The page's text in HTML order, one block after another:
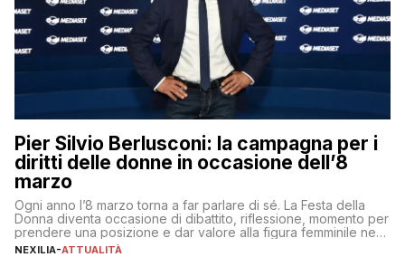
Pier Silvio Berlusconi: la campagna per i
diritti delle donne in occasione dell’8
marzo
Ogni anno l’8 marzo torna a far parlare di sé. La Festa della
Donna diventa occasione di dibattito, riflessione, momento per
prendere una posizione e dar valore alla figura femminile nella
sua complessità e crucialità. A lanciare un messaggio “forte e
NEXILIA-ATTUALITÀ